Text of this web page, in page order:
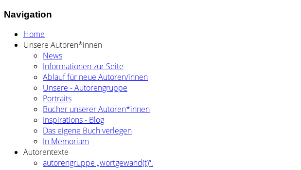
Navigation
Home
Unsere Autoren*innen
News
Informationen zur Seite
Ablauf für neue Autoren/innen
Unsere - Autorengruppe
Portraits
Bücher unserer Autoren*innen
Inspirations - Blog
Das eigene Buch verlegen
In Memoriam
Autorentexte
autorengruppe „wortgewand(t)“.